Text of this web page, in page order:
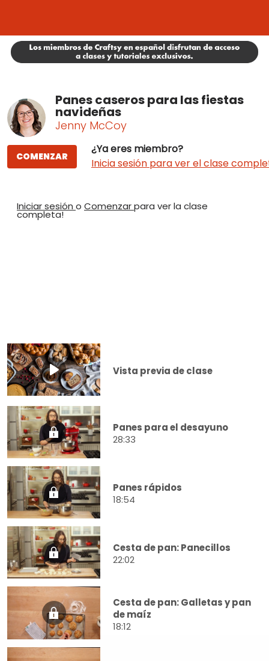
Panes caseros para las fiestas
navideñas
Jenny McCoy
¿Ya eres miembro?
Inicia sesión para ver el clase
COMENZAR
Iniciar sesión o Comenzarpara ver la clase
completa!
Vista previa de clase
Panes para el desayuno
28:33
Panes rápidos
18:54
Cesta de pan: Panecillos
22:02
Cesta de pan: Galletas y pan
de maíz
18:12